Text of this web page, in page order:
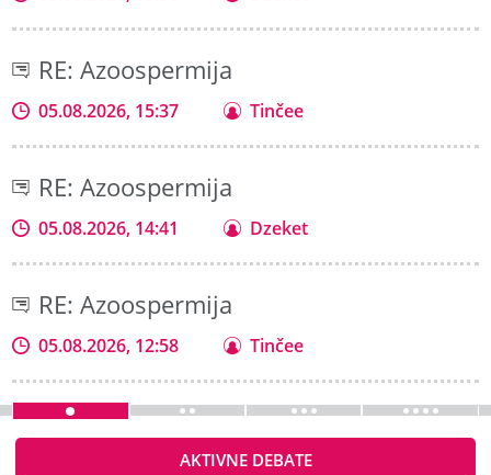
RE: Azoospermija
05.08.2026, 15:37 Tinčee
RE: Azoospermija
05.08.2026, 14:41 Dzeket
RE: Azoospermija
05.08.2026, 12:58 Tinčee
AKTIVNE DEBATE